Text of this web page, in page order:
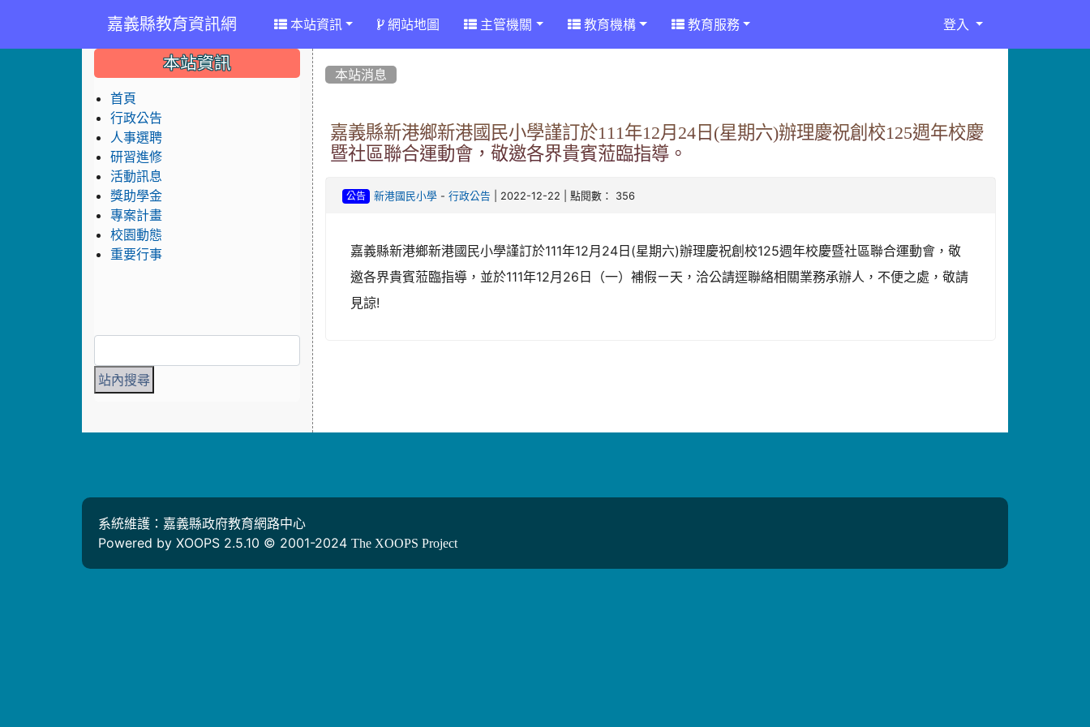
嘉義縣教育資訊網 本站資訊 網站地圖 主管機關 教育機構 教育服務 登入
本站消息
嘉義縣新港鄉新港國民小學謹訂於111年12月24日(星期六)辦理慶祝創校125週年校慶
暨社區聯合運動會，敬邀各界貴賓蒞臨指導。
公告 新港國民小學 - 行政公告 | 2022-12-22 | 點閱數： 356
嘉義縣新港鄉新港國民小學謹訂於111年12月24日(星期六)辦理慶祝創校125週年校慶暨社區聯合運動會，敬
邀各界貴賓蒞臨指導，並於111年12月26日（一）補假ㄧ天，洽公請逕聯絡相關業務承辦人，不便之處，敬請
見諒!
::: 本站資訊
首頁
行政公告
人事選聘
研習進修
活動訊息
獎助學金
專案計畫
校園動態
重要行事
系統維護：嘉義縣政府教育網路中心
Powered by XOOPS 2.5.10 © 2001-2024 The XOOPS Project